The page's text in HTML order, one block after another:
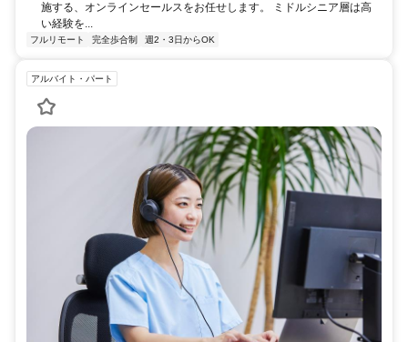
施する、オンラインセールスをお任せします。 ミドルシニア層は高
い経験を...
フルリモート 完全歩合制 週2・3日からOK
アルバイト・パート